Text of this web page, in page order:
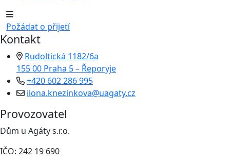
Požádat o přijetí
Kontakt
Rudoltická 1182/6a
155 00 Praha 5 – Řeporyje
+420 602 286 995
ilona.knezinkova@uagaty.cz
Provozovatel
Dům u Agáty s.r.o.
IČO: 242 19 690